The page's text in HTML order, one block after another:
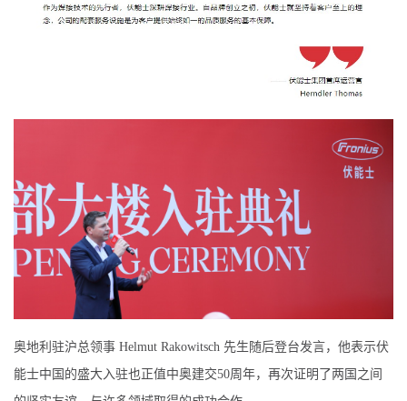
奥地利驻沪总领事 Helmut Rakowitsch 先生随后登台发言，他表示伏
能士中国的盛大入驻也正值中奥建交50周年，再次证明了两国之间